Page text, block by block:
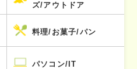
ズ/アウトドア
料理/お菓子/パン
パソコン/IT